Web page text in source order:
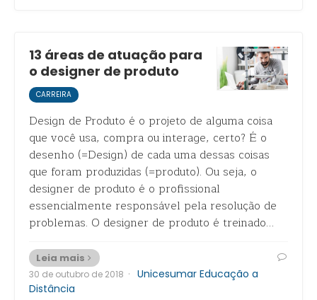
13 áreas de atuação para
o designer de produto
CARREIRA
Design de Produto é o projeto de alguma coisa
que você usa, compra ou interage, certo? É o
desenho (=Design) de cada uma dessas coisas
que foram produzidas (=produto). Ou seja, o
designer de produto é o profissional
essencialmente responsável pela resolução de
problemas. O designer de produto é treinado…
Leia mais
30 de outubro de 2018 · Unicesumar Educação a
Distância